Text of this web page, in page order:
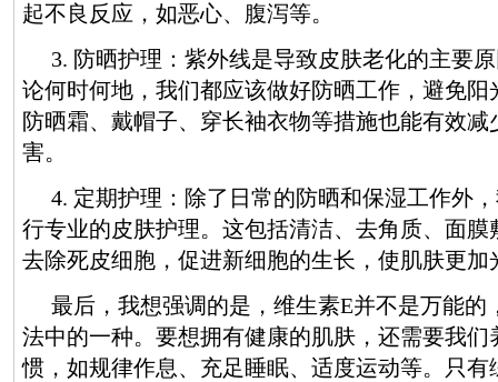
起不良反应，如恶心、腹泻等。
3. 防晒护理：紫外线是导致皮肤老化的主要
论何时何地，我们都应该做好防晒工作，避免阳
防晒霜、戴帽子、穿长袖衣物等措施也能有效
害。
4. 定期护理：除了日常的防晒和保湿工作外
行专业的皮肤护理。这包括清洁、去角质、面膜
去除死皮细胞，促进新细胞的生长，使肌肤更加
最后，我想强调的是，维生素E并不是万能的
法中的一种。要想拥有健康的肌肤，还需要我们
惯，如规律作息、充足睡眠、适度运动等。只有